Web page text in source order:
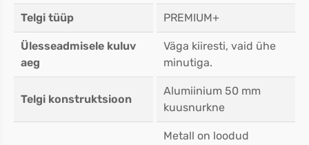
Telgi tüüp PREMIUM+
Ülesseadmisele kuluv
aeg
Väga kiiresti, vaid ühe
minutiga.
Telgi konstruktsioon
Alumiinium 50 mm
kuusnurkne
Metall on loodud